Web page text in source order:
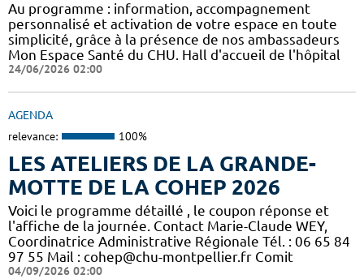
Au programme : information, accompagnement
personnalisé et activation de votre espace en toute
simplicité, grâce à la présence de nos ambassadeurs
Mon Espace Santé du CHU. Hall d'accueil de l'hôpital
24/06/2026 02:00
AGENDA
relevance: 100%
LES ATELIERS DE LA GRANDE-
MOTTE DE LA COHEP 2026
Voici le programme détaillé , le coupon réponse et
l'affiche de la journée. Contact Marie-Claude WEY,
Coordinatrice Administrative Régionale Tél. : 06 65 84
97 55 Mail : cohep@chu-montpellier.fr Comit
04/09/2026 02:00